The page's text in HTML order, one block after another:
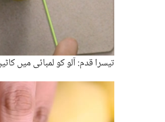
تیسرا قدم: آلو کو لمبائی میں